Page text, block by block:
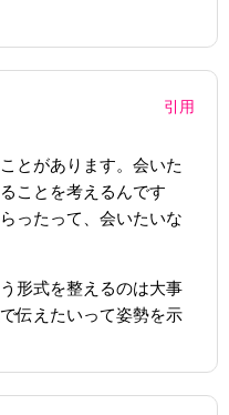
引用
とがあります。会いた
ことを考えるんです
ったって、会いたいな
形式を整えるのは大事
伝えたいって姿勢を示